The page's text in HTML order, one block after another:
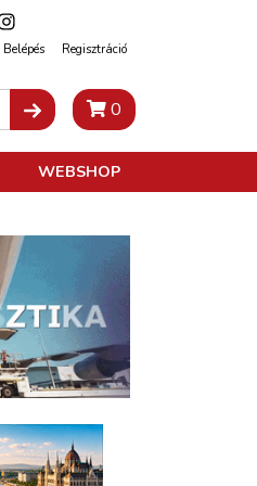
Belépés Regisztráció
0
WEBSHOP